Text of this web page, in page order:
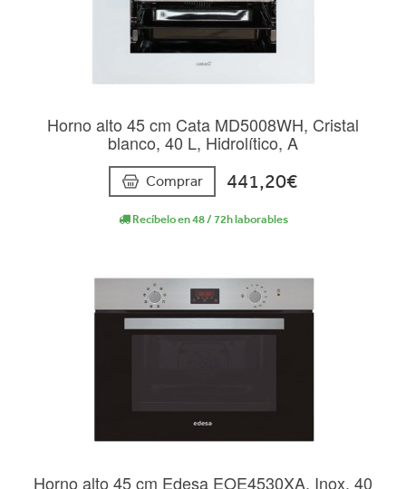
Horno alto 45 cm Cata MD5008WH, Cristal
blanco, 40 L, Hidrolítico, A
Comprar 441,20€
Recíbelo en 48 / 72h laborables
Horno alto 45 cm Edesa EOE4530XA, Inox, 40